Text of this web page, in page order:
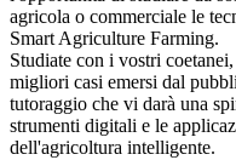
agricola o commerciale le
Smart Agriculture Farming.
Studiate con i vostri
migliori casi emersi dal
tutoraggio che vi darà una
strumenti digitali e le
dell'agricoltura intelligente.